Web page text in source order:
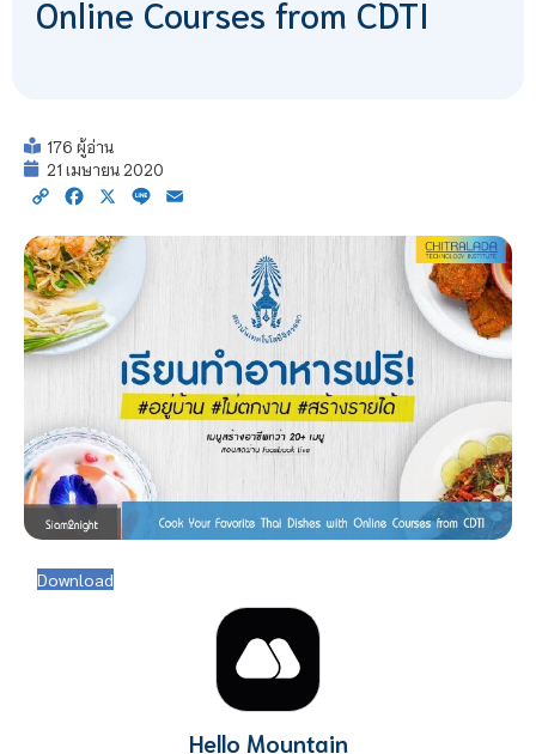
Online Courses from CDTI
176 ผู้อ่าน
21 เมษายน 2020
Copy Facebook
X Line
Download
Hello Mountain